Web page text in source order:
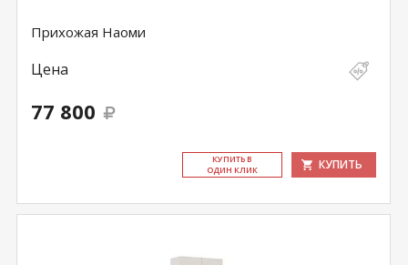
Прихожая Наоми
Цена
77 800
КУ­ПИТЬ В
ОДИН КЛИК
КУПИТЬ